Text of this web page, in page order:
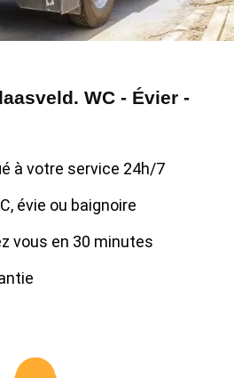
WC - Évier -
à votre service 24h/7
évie ou baignoire
vous en 30 minutes